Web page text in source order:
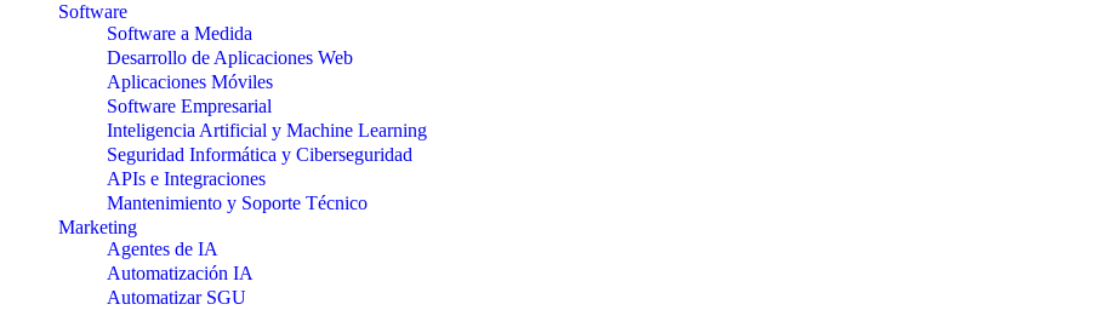
Software
Software a Medida
Desarrollo de Aplicaciones Web
Aplicaciones Móviles
Software Empresarial
Inteligencia Artificial y Machine Learning
Seguridad Informática y Ciberseguridad
APIs e Integraciones
Mantenimiento y Soporte Técnico
Marketing
Agentes de IA
Automatización IA
Automatizar SGU